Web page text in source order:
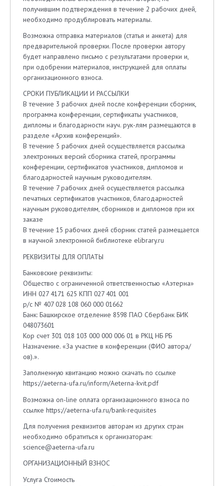
получившим подтверждения в течение 2 рабочих дней,
необходимо продублировать материалы.
Возможна отправка материалов (статья и анкета) для
предварительной проверки. После проверки автору
будет направлено письмо с результатами проверки и,
при одобрении материалов, инструкцией для оплаты
организационного взноса.
СРОКИ ПУБЛИКАЦИИ И РАССЫЛКИ
В течение 3 рабочих дней после конференции сборник,
программа конференции, сертификаты участников,
дипломы и благодарности науч. рук-лям размещаются в
разделе «Архив конференций».
В течение 5 рабочих дней осуществляется рассылка
электронных версий сборника статей, программы
конференции, сертификатов участников, дипломов и
благодарностей научным руководителям.
В течение 7 рабочих дней осуществляется рассылка
печатных сертификатов участников, благодарностей
научным руководителям, сборников и дипломов при их
заказе
В течение 15 рабочих дней сборник статей размещается
в научной электронной библиотеке elibrary.ru
РЕКВИЗИТЫ ДЛЯ ОПЛАТЫ
Банковские реквизиты:
Общество с ограниченной ответственностью «Аэтерна»
ИНН 027 4171 625 КПП 027 401 001
р/с № 407 028 108 060 000 01662
Банк: Башкирское отделение 8598 ПАО Сбербанк БИК
048073601
Кор счет 301 018 103 000 000 006 01 в РКЦ НБ РБ
Назначение. «За участие в конференции (ФИО автора/
ов).».
Заполненную квитанцию можно скачать по ссылке
https://aeterna-ufa.ru/inform/Aeterna-kvit.pdf
Возможна on-line оплата организационного взноса по
ссылке https://aeterna-ufa.ru/bank-requisites
Для получения реквизитов авторам из других стран
необходимо обратиться к организаторам:
science@aeterna-ufa.ru
ОРГАНИЗАЦИОННЫЙ ВЗНОС
Услуга Стоимость